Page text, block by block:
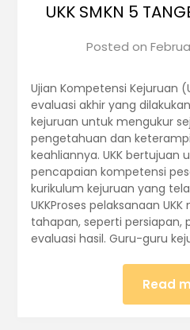
UKK SMKN 5
Posted on
Ujian Kompetensi Kejuruan
evaluasi akhir yang
kejuruan untuk mengukur
pengetahuan dan
keahliannya. UKK bertujuan
pencapaian kompetensi
kurikulum kejuruan yang
UKKProses pelaksanaan
tahapan, seperti persiapan,
evaluasi hasil. Guru-guru
Read